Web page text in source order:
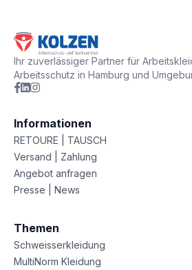
Ihr zuverlässiger Partner für
Arbeitsschutz in Hamburg und
Informationen
RETOURE | TAUSCH
Versand | Zahlung
Angebot anfragen
Presse | News
Themen
Schweisserkleidung
MultiNorm Kleidung